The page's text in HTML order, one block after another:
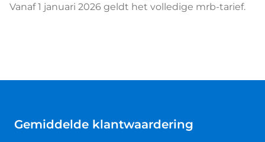
Vanaf 1 januari 2026 geldt het volledige mrb-tarief.
Gemiddelde klantwaardering